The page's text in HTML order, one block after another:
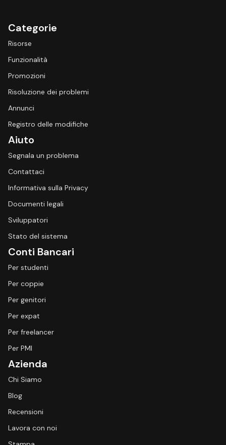
Categorie
Risorse
Funzionalità
Promozioni
Risoluzione dei problemi
Annunci
Registro delle modifiche
Aiuto
Segnala un problema
Contattaci
Informativa sulla Privacy
Documenti legali
Sviluppatori
Stato del sistema
Conti Bancari
Per studenti
Per coppie
Per genitori
Per expat
Per freelancer
Per PMI
Azienda
Chi Siamo
Blog
Recensioni
Lavora con noi